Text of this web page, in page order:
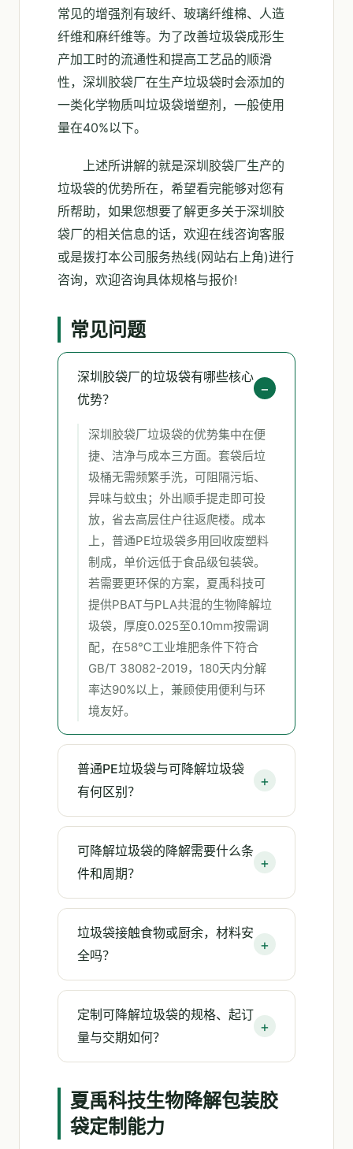
常见的增强剂有玻纤、玻璃纤维棉、人造
纤维和麻纤维等。为了改善垃圾袋成形生
产加工时的流通性和提高工艺品的顺滑
性，深圳胶袋厂在生产垃圾袋时会添加的
一类化学物质叫垃圾袋增塑剂，一般使用
量在40%以下。
上述所讲解的就是深圳胶袋厂生产的
垃圾袋的优势所在，希望看完能够对您有
所帮助，如果您想要了解更多关于深圳胶
袋厂的相关信息的话，欢迎在线咨询客服
或是拨打本公司服务热线(网站右上角)进行
咨询，欢迎咨询具体规格与报价!
常见问题
深圳胶袋厂的垃圾袋有哪些核心
优势？
深圳胶袋厂垃圾袋的优势集中在便
捷、洁净与成本三方面。套袋后垃
圾桶无需频繁手洗，可阻隔污垢、
异味与蚊虫；外出顺手提走即可投
放，省去高层住户往返爬楼。成本
上，普通PE垃圾袋多用回收废塑料
制成，单价远低于食品级包装袋。
若需要更环保的方案，夏禹科技可
提供PBAT与PLA共混的生物降解垃
圾袋，厚度0.025至0.10mm按需调
配，在58℃工业堆肥条件下符合
GB/T 38082-2019，180天内分解
率达90%以上，兼顾使用便利与环
境友好。
普通PE垃圾袋与可降解垃圾袋
有何区别？
可降解垃圾袋的降解需要什么条
件和周期？
垃圾袋接触食物或厨余，材料安
全吗？
定制可降解垃圾袋的规格、起订
量与交期如何？
夏禹科技生物降解包装胶
袋定制能力